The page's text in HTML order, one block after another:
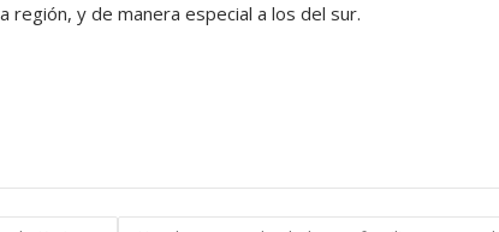
y de manera especial a los del sur.